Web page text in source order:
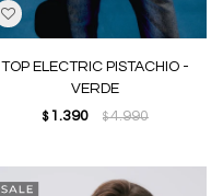
TOP ELECTRIC PISTACHIO -
VERDE
$ 1.390 $4.990